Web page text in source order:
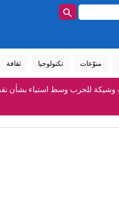
منوّعات تكنولوجيا ثقافة
وشيكة للحرب وسط استياء بشأن
هتلر العجيب" من بولندا المحتلة